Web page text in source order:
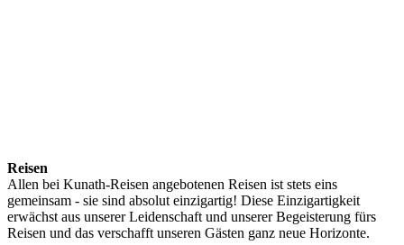
Reisen
Allen bei Kunath-Reisen angebotenen Reisen ist stets eins
gemeinsam - sie sind absolut einzigartig! Diese Einzigartigkeit
erwächst aus unserer Leidenschaft und unserer Begeisterung fürs
Reisen und das verschafft unseren Gästen ganz neue Horizonte.